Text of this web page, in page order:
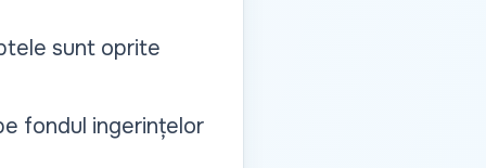
sunt oprite
fondul ingerințelor